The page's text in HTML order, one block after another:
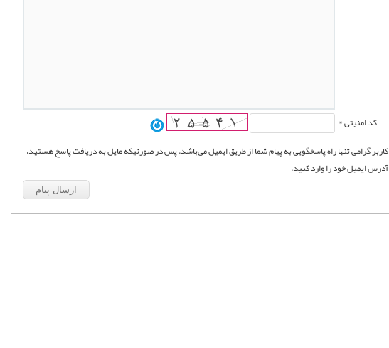
کد امنیتی *
کاربر گرامی تنها راه پاسخگویی به پیام شما از طریق ایمیل می‌باشد. پس در صورتیکه مایل به دریافت پاسخ هستید،
آدرس ایمیل خود را وارد کنید.